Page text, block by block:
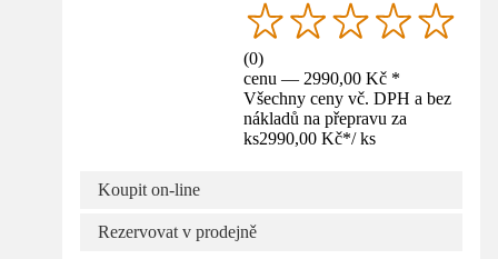
(0)
cenu — 2990,00 Kč *
Všechny ceny vč. DPH a bez
nákladů na přepravu za
ks2990,00 Kč*/ ks
Koupit on-line
Rezervovat v prodejně